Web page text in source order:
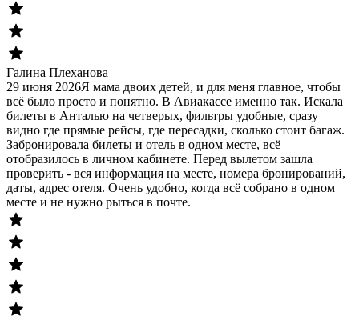
Галина Плеханова
29 июня 2026Я мама двоих детей, и для меня главное, чтобы
всё было просто и понятно. В Авиакассе именно так. Искала
билеты в Анталью на четверых, фильтры удобные, сразу
видно где прямые рейсы, где пересадки, сколько стоит багаж.
Забронировала билеты и отель в одном месте, всё
отобразилось в личном кабинете. Перед вылетом зашла
проверить - вся информация на месте, номера бронирований,
даты, адрес отеля. Очень удобно, когда всё собрано в одном
месте и не нужно рыться в почте.